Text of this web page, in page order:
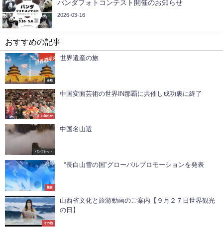
パンダフォトコンテスト開催のお知らせ
2026-03-16
おすすめの記事
全般
世界遺産の旅
お知らせ
中国変面芸術の世界IN那覇に共催し成功裏に終了
パンフレット
中国名山選
報告
〝長白山雪の国”グローバルプロモーションを発表
その他
山西省文化と旅游動画のご案内【９月２７日世界観光
の日】